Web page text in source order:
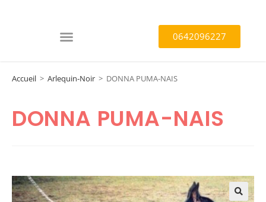
0642096227
Accueil > Arlequin-Noir > DONNA PUMA-NAIS
DONNA PUMA-NAIS